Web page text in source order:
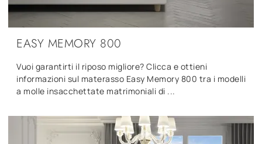
EASY MEMORY 800
Vuoi garantirti il riposo migliore? Clicca e ottieni
informazioni sul materasso Easy Memory 800 tra i modelli
a molle insacchettate matrimoniali di ...